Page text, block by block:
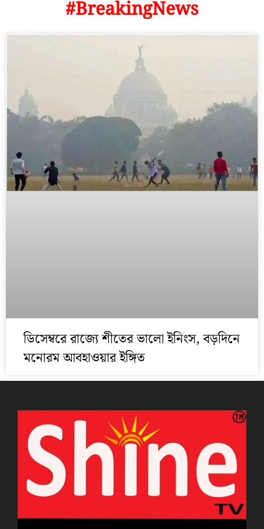
#BreakingNews
ডিসেম্বরে রাজ্যে শীতের ভালো ইনিংস, বড়দিনে
মনোরম আবহাওয়ার ইঙ্গিত